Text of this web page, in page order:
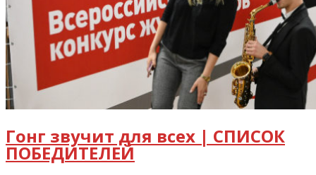
Гонг звучит для всех | СПИСОК
ПОБЕДИТЕЛЕЙ